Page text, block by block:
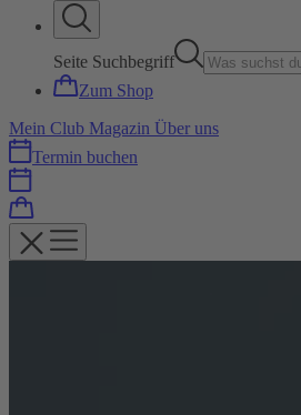
Seite Suchbegriff
Zum Shop
Mein Club Magazin Über uns
Termin buchen